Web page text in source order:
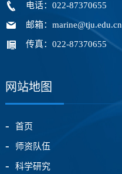
电话：022-87370655
邮箱：marine@tju.edu.cn
传真：022-87370655
网站地图
首页
师资队伍
科学研究